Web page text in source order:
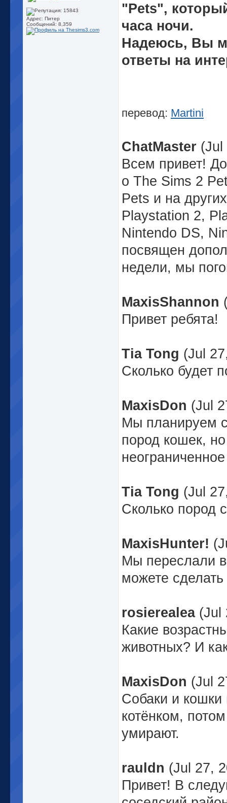
Адрес: Питер
Сообщений: 8,359
"Pets",
часа ночи.
Надеюсь, Вы
ответы на
перевод: Martini
ChatMaster (Jul
Всем привет!
о The Sims 2
Pets и на
Playstation 2,
Nintendo DS,
посвящен
недели, мы
MaxisShannon
Привет ребята!
Tia Tong (Jul
Сколько будет
MaxisDon (Jul
Мы планируем
пород кошек,
Tia Tong (Jul
Сколько пород
MaxisHunter!
Мы переслали
можете
rosierealea(Jul
Какие
животных? И
MaxisDon (Jul
Собаки и кошки
котёнком,
умирают.
rauldn (Jul 27,
Привет! В